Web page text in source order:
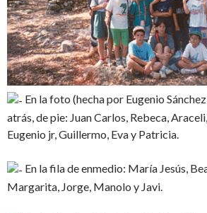
En la foto (hecha por Eugenio
atrás, de pie: Juan Carlos, Rebeca,
Eugenio jr, Guillermo, Eva y Patricia.
En la fila de enmedio: María Jesús,
Margarita, Jorge, Manolo y Javi.